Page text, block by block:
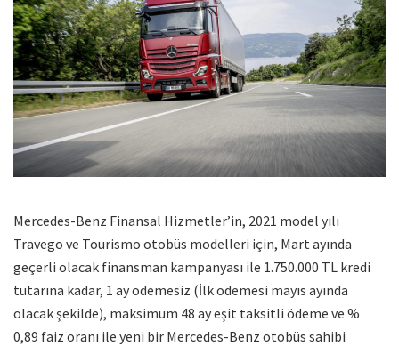
Mercedes-Benz Finansal Hizmetler’in, 2021 model yılı
Travego ve Tourismo otobüs modelleri için, Mart ayında
geçerli olacak finansman kampanyası ile 1.750.000 TL kredi
tutarına kadar, 1 ay ödemesiz (İlk ödemesi mayıs ayında
olacak şekilde), maksimum 48 ay eşit taksitli ödeme ve %
0,89 faiz oranı ile yeni bir Mercedes-Benz otobüs sahibi